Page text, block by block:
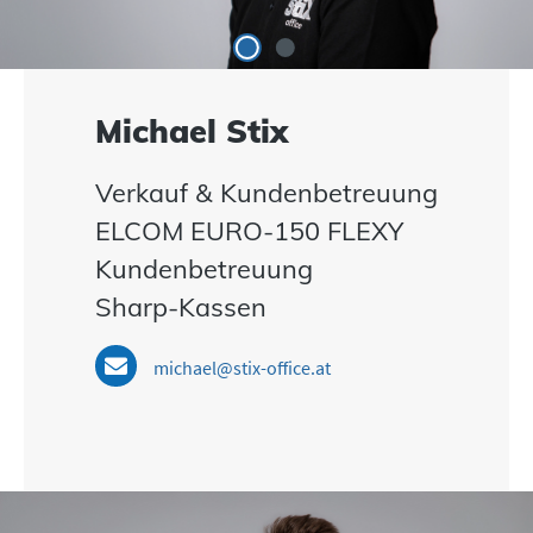
Michael Stix
Verkauf & Kundenbetreuung
ELCOM EURO-150 FLEXY
Kundenbetreuung
Sharp-Kassen
michael@stix-office.at